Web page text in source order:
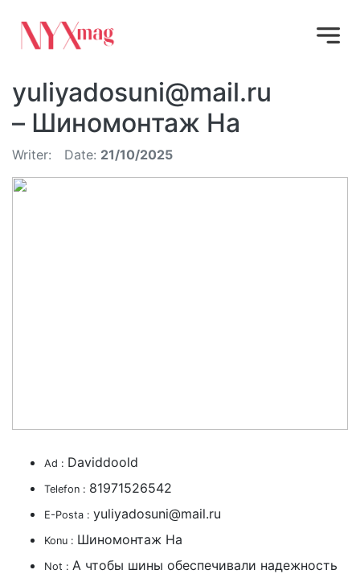
yuliyadosuni@mail.ru
– Шиномонтаж На
Writer: Date: 21/10/2025
Ad : Daviddoold
Telefon : 81971526542
E-Posta : yuliyadosuni@mail.ru
Konu : Шиномонтаж На
Not : А чтобы шины обеспечивали надежность